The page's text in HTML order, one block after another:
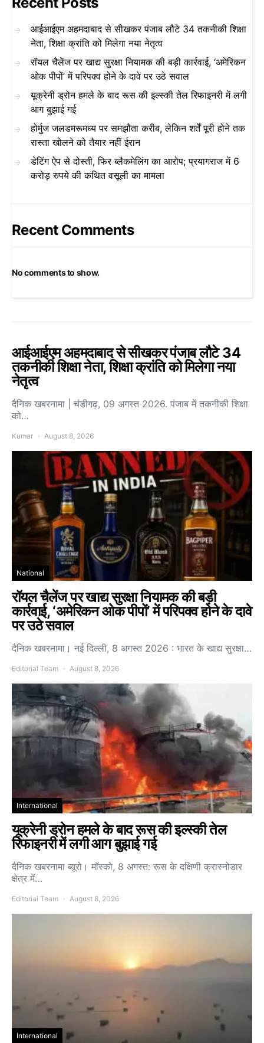
आईआईएम अहमदाबाद से सीखकर पंजाब लौटे 34 तकनीकी शिक्षा
नेता, शिक्षा क्रांति को मिलेगा नया नेतृत्व
रॉयल चैलेंज पर खाद्य सुरक्षा नियामक की बड़ी कार्रवाई, ‘अमेरिकन
ओक पीपों’ में परिपक्व होने के दावे पर उठे सवाल
यूक्रेनी ड्रोन हमले के बाद रूस की इल्स्की तेल रिफाइनरी में लगी
आग बुझाई गई
होर्मुज जलडमरूमध्य पर समझौता करीब, लेकिन शर्तें पूरी होने तक
रास्ता खोलने को तैयार नहीं ईरान
डेटिंग ऐप से दोस्ती, फिर ब्लैकमेलिंग का आरोप; प्रयागराज में 6
करोड़ रुपये की कथित वसूली का मामला
Recent Comments
No comments to show.
आईआईएम अहमदाबाद से सीखकर पंजाब लौटे 34
तकनीकी शिक्षा नेता, शिक्षा क्रांति को मिलेगा नया
नेतृत्व
दैनिक खबरनामा | चंडीगढ़, 09 अगस्त 2026. पंजाब में तकनीकी शिक्षा
को…
Kumar August 8, 2026
National
रॉयल चैलेंज पर खाद्य सुरक्षा नियामक की बड़ी
कार्रवाई, ‘अमेरिकन ओक पीपों’ में परिपक्व होने के दावे
पर उठे सवाल
दैनिक खबरनामा। नई दिल्ली, 8 अगस्त 2026 : भारत के खाद्य सुरक्षा…
Editorial Team August 8, 2026
International
यूक्रेनी ड्रोन हमले के बाद रूस की इल्स्की तेल
रिफाइनरी में लगी आग बुझाई गई
दैनिक खबरनामा ब्यूरो। मॉस्को, 8 अगस्त: रूस के दक्षिणी क्रास्नोडार
क्षेत्र में…
Editorial Team August 8, 2026
International